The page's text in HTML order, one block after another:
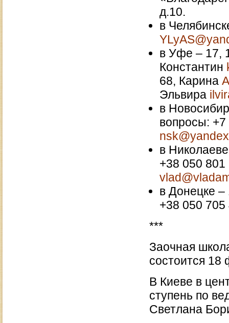
д.10.
в
в Уфе – 17,
Константин
68, Карина
Эльвира
в
вопросы:
в
+38 050
в Донецке –
+38 050
***
Заочная
состоится
В Киеве в
ступень по
Светлана